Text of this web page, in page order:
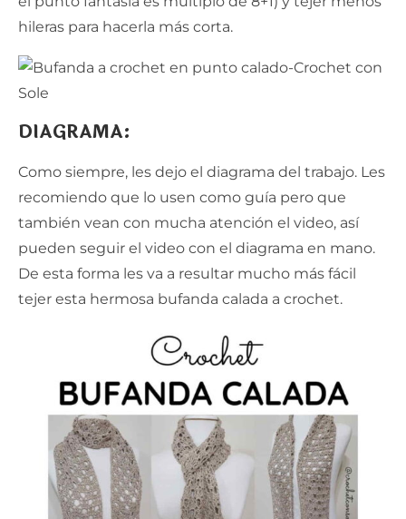
hileras para hacerla más corta.
DIAGRAMA:
Como siempre, les dejo el diagrama del trabajo. Les
recomiendo que lo usen como guía pero que
también vean con mucha atención el video, así
pueden seguir el video con el diagrama en mano.
De esta forma les va a resultar mucho más fácil
tejer esta hermosa bufanda calada a crochet.